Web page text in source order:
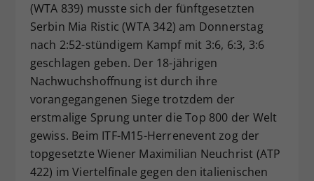
(WTA 839) musste sich der fünftgesetzten
Serbin Mia Ristic (WTA 342) am Donnerstag
nach 2:52-stündigem Kampf mit 3:6, 6:3, 3:6
geschlagen geben. Der 18-jährigen
Nachwuchshoffnung ist durch ihre
vorangegangenen Siege trotzdem der
erstmalige Sprung unter die Top 800 der Welt
gewiss. Beim ITF-M15-Herrenevent zog der
topgesetzte Wiener Maximilian Neuchrist (ATP
422) im Viertelfinale gegen den italienischen